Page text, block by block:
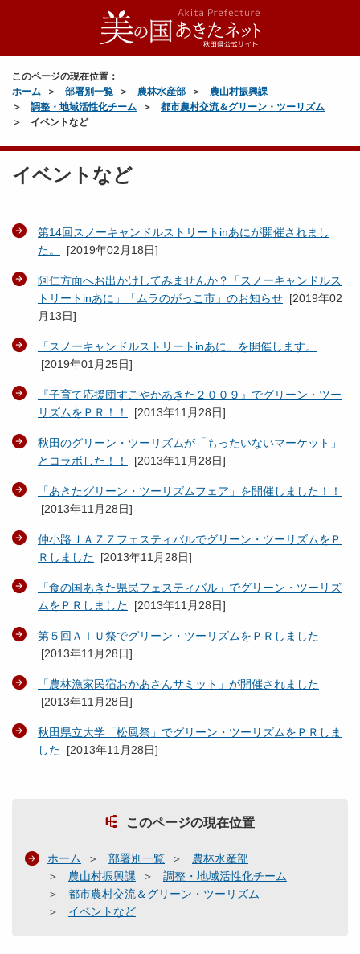
このページの現在位置：
ホーム
部署別一覧 農林水産部
農山村振興課
調整・地域活性化チーム
都市農村交流＆グリーン・ツーリズム
イベントなど
イベントなど
第14回スノーキャンドルストリートinあにが開催されまし
た。
[2019年02月18日]
阿仁方面へお出かけしてみませんか？「スノーキャンドルス
トリートinあに」「ムラのがっこ市」のお知らせ [2019年02
月13日]
「スノーキャンドルストリートinあに」を開催します。
[2019年01月25日]
『子育て応援団すこやかあきた２００９』でグリーン・ツー
リズムをＰＲ！！
[2013年11月28日]
秋田のグリーン・ツーリズムが「もったいないマーケット」
とコラボした！！
[2013年11月28日]
「あきたグリーン・ツーリズムフェア」を開催しました！！
[2013年11月28日]
仲小路ＪＡＺＺフェスティバルでグリーン・ツーリズムをＰ
Ｒしました [2013年11月28日]
「食の国あきた県民フェスティバル」でグリーン・ツーリズ
ムをＰＲしました [2013年11月28日]
第５回ＡＩＵ祭でグリーン・ツーリズムをＰＲしました
[2013年11月28日]
「農林漁家民宿おかあさんサミット」が開催されました
[2013年11月28日]
秋田県立大学「松風祭」でグリーン・ツーリズムをＰＲしま
した [2013年11月28日]
このページの現在位置
ホーム 部署別一覧
農林水産部
農山村振興課
調整・地域活性化チーム
都市農村交流＆グリーン・ツーリズム
イベントなど